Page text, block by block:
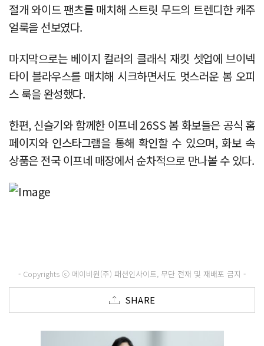
절개 와이드 팬츠를 매치해 스트릿 무드의 트렌디한 캐주
얼룩을 선보였다.
마지막으로는 베이지 컬러의 클래식 재킷 셋업에 브이넥
타이 블라우스를 매치해 시크하면서도 멋스러운 봄 오피
스 룩을 완성했다.
한편, 신슬기와 함께한 이프네 26SS 봄 화보들은 공식 홈
페이지와 인스타그램을 통해 확인할 수 있으며, 화보 속
상품은 전국 이프네 매장에서 순차적으로 만나볼 수 있다.
- Copyrights ⓒ 메이비원(주) 패션인사이트, 무단 전재 및 재배포 금지 -
SHARE